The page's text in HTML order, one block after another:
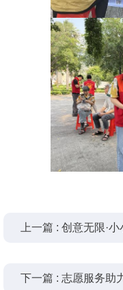
上一篇 : 创意无限·
下一篇 : 志愿服务助